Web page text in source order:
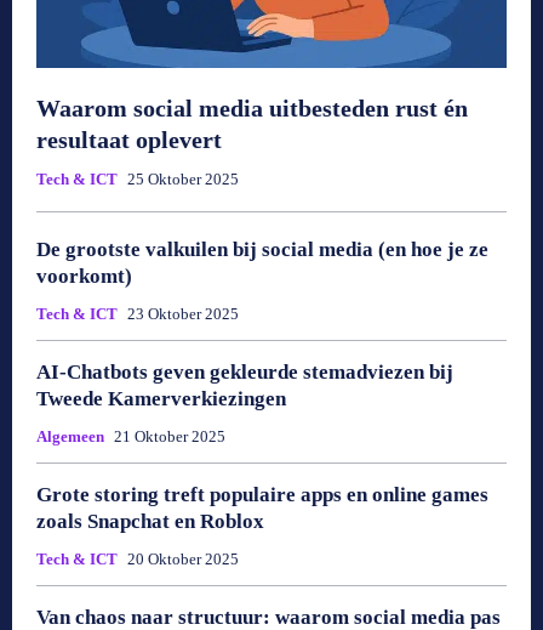
Waarom social media uitbesteden rust én
resultaat oplevert
Tech & ICT 25 Oktober 2025
De grootste valkuilen bij social media (en hoe je ze
voorkomt)
Tech & ICT 23 Oktober 2025
AI-Chatbots geven gekleurde stemadviezen bij
Tweede Kamerverkiezingen
Algemeen 21 Oktober 2025
Grote storing treft populaire apps en online games
zoals Snapchat en Roblox
Tech & ICT 20 Oktober 2025
Van chaos naar structuur: waarom social media pas